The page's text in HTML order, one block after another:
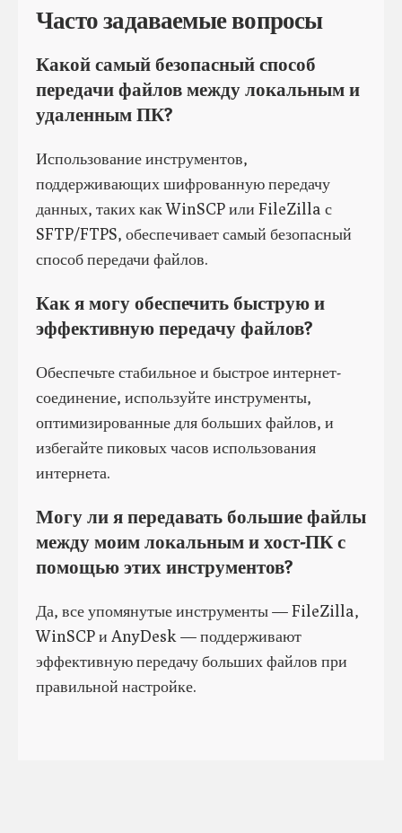
Часто задаваемые вопросы
Какой самый безопасный способ
передачи файлов между локальным и
удаленным ПК?
Использование инструментов,
поддерживающих шифрованную передачу
данных, таких как WinSCP или FileZilla с
SFTP/FTPS, обеспечивает самый безопасный
способ передачи файлов.
Как я могу обеспечить быструю и
эффективную передачу файлов?
Обеспечьте стабильное и быстрое интернет-
соединение, используйте инструменты,
оптимизированные для больших файлов, и
избегайте пиковых часов использования
интернета.
Могу ли я передавать большие файлы
между моим локальным и хост-ПК с
помощью этих инструментов?
Да, все упомянутые инструменты — FileZilla,
WinSCP и AnyDesk — поддерживают
эффективную передачу больших файлов при
правильной настройке.